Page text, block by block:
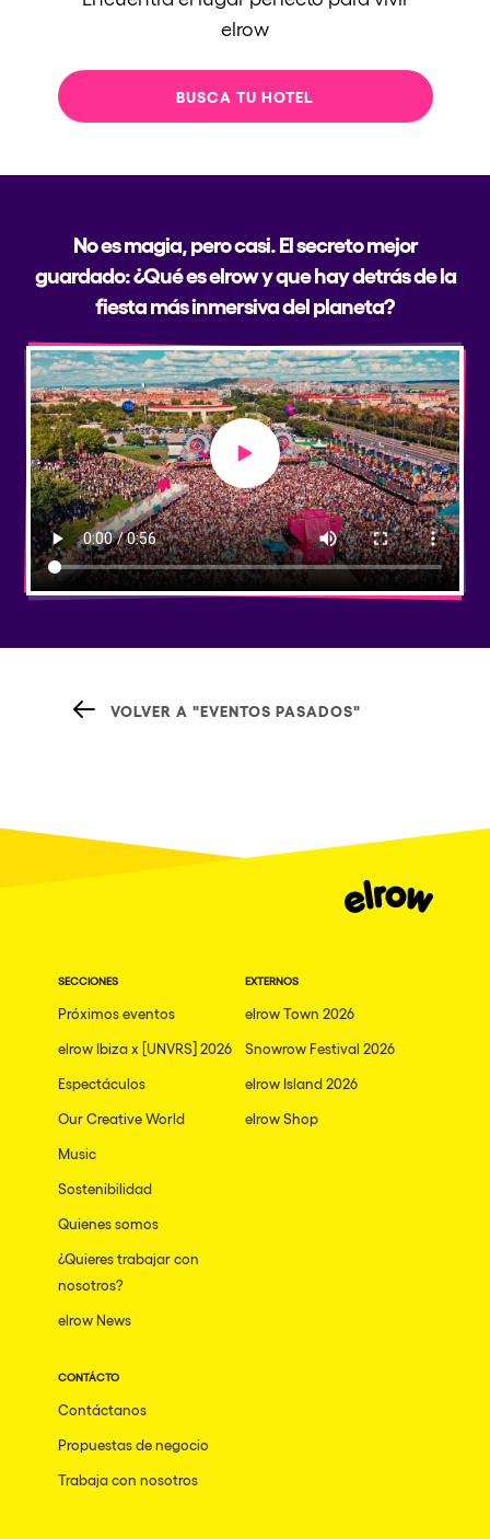
elrow
BUSCA TU HOTEL
No es magia, pero casi. El secreto mejor
guardado: ¿Qué es elrow y que hay detrás de la
fiesta más inmersiva del planeta?
Play video
VOLVER A "EVENTOS PASADOS"
SECCIONES
Próximos eventos
elrow Ibiza x [UNVRS] 2026
Espectáculos
Our Creative World
Music
Sostenibilidad
Quienes somos
¿Quieres trabajar con
nosotros?
elrow News
EXTERNOS
elrow Town 2026
Snowrow Festival 2026
elrow Island 2026
elrow Shop
CONTÁCTO
Contáctanos
Propuestas de negocio
Trabaja con nosotros